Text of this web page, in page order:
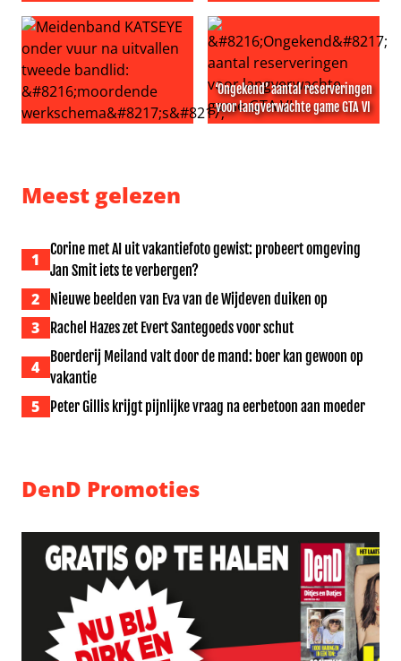
Britney Spears zegt ‘gefaald te hebben als moeder’
Madonna eert postuum
‘Ongekend’ aantal reserveringen
voor langverwachte game GTA VI
Meest gelezen
1
Corine met AI uit vakantiefoto gewist: probeert omgeving
Jan Smit iets te verbergen?
2 Nieuwe beelden van Eva van de Wijdeven duiken op
3 Rachel Hazes zet Evert Santegoeds voor schut
4
Boerderij Meiland valt door de mand: boer kan gewoon op
vakantie
5 Peter Gillis krijgt pijnlijke vraag na eerbetoon aan moeder
DenD Promoties